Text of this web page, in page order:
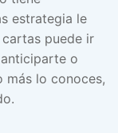
estrategia le
puede ir
o
más lo conoces,